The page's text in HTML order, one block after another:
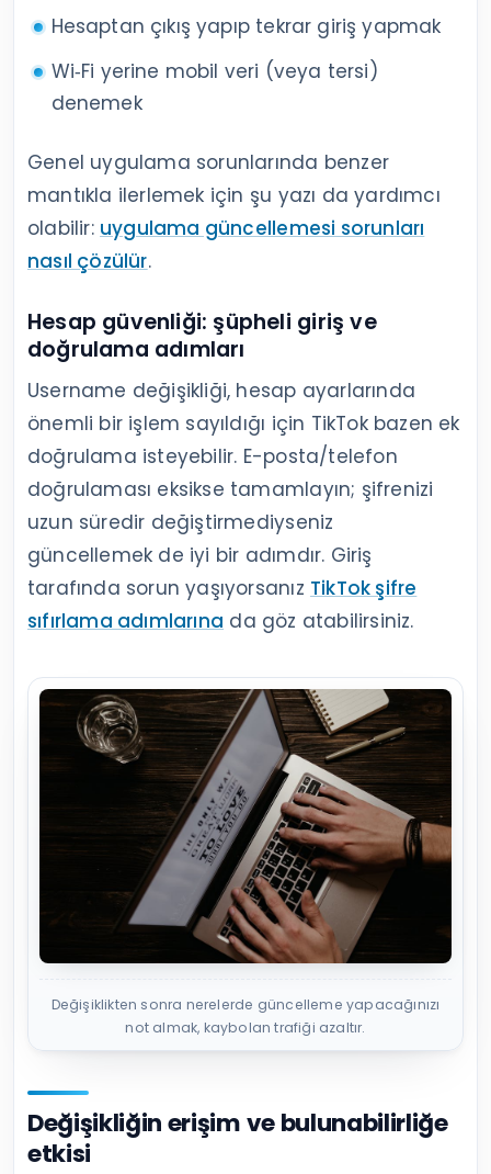
Hesaptan çıkış yapıp tekrar giriş yapmak
Wi‑Fi yerine mobil veri (veya tersi)
denemek
Genel uygulama sorunlarında benzer
mantıkla ilerlemek için şu yazı da yardımcı
olabilir: uygulama güncellemesi sorunları
nasıl çözülür.
Hesap güvenliği: şüpheli giriş ve
doğrulama adımları
Username değişikliği, hesap ayarlarında
önemli bir işlem sayıldığı için TikTok bazen ek
doğrulama isteyebilir. E-posta/telefon
doğrulaması eksikse tamamlayın; şifrenizi
uzun süredir değiştirmediyseniz
güncellemek de iyi bir adımdır. Giriş
tarafında sorun yaşıyorsanız TikTok şifre
sıfırlama adımlarına da göz atabilirsiniz.
Değişiklikten sonra nerelerde güncelleme yapacağınızı
not almak, kaybolan trafiği azaltır.
Değişikliğin erişim ve bulunabilirliğe
etkisi